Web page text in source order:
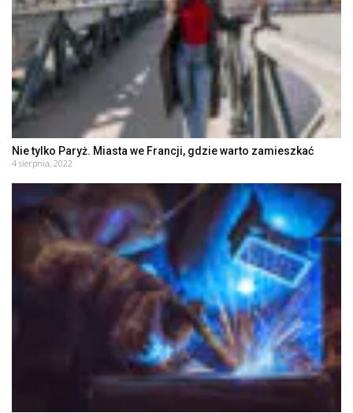
Nie tylko Paryż. Miasta we Francji, gdzie warto zamieszkać
4 sierpnia, 2022